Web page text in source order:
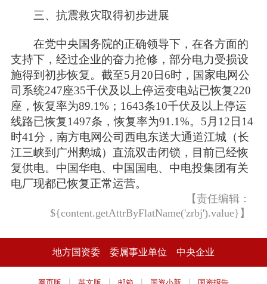
三、抗震救灾取得初步进展
在党中央国务院的正确领导下，在各方面的
支持下，经过企业的奋力抢修，部分电力受损设
施得到初步恢复。截至5月20日6时，国家电网公
司系统247座35千伏及以上停运变电站已恢复220
座，恢复率为89.1%；1643条10千伏及以上停运
线路已恢复1497条，恢复率为91.1%。5月12日14
时41分，南方电网公司西电东送大通道江城（长
江三峡到广州鹅城）直流双击闭锁，目前已经恢
复供电。中国华电、中国国电、中电投集团有关
电厂现都已恢复正常运营。
【责任编辑：
${content.getAttrByFlatName('zrbj').value}】
地方国资委 委属事业单位 中央企业